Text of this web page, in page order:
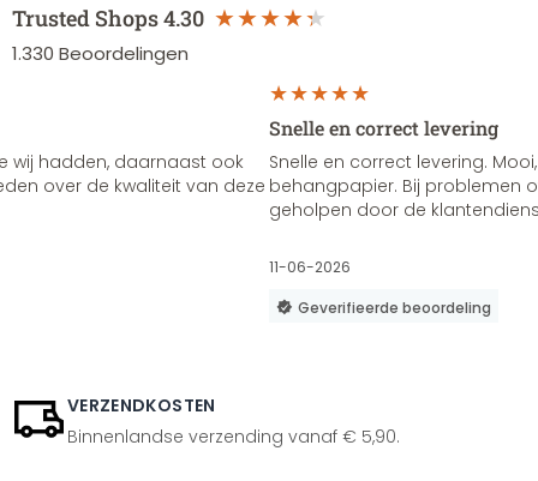
Trusted Shops4.30
1.330 Beoordelingen
wij hadden, daarnaast ook
over de kwaliteit van deze
Snelle en correct levering
Snelle en correct levering.
behangpapier. Bij problemen
geholpen door de
11-06-2026
Geverifieerde beoordeling
VERZENDKOSTEN
Binnenlandse verzending vanaf € 5,90.